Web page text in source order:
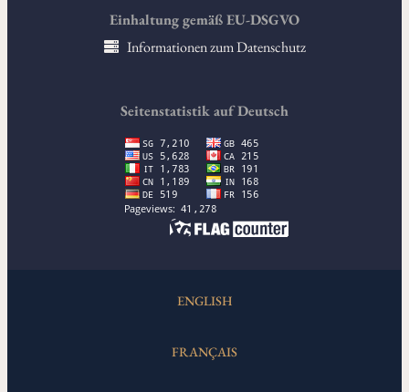
Einhaltung gemäß EU-DSGVO
Informationen zum Datenschutz
Seitenstatistik auf Deutsch
ENGLISH
FRANÇAIS